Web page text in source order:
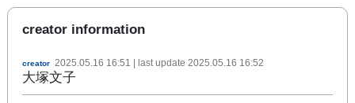
creator information
creator 2025.05.16 16:51 | last update 2025.05.16 16:52
大塚文子